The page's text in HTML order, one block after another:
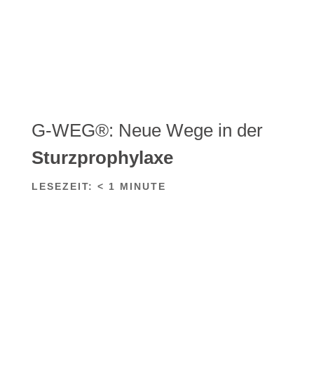
G-WEG®: Neue Wege in der
Sturzprophylaxe
LESEZEIT: < 1 MINUTE